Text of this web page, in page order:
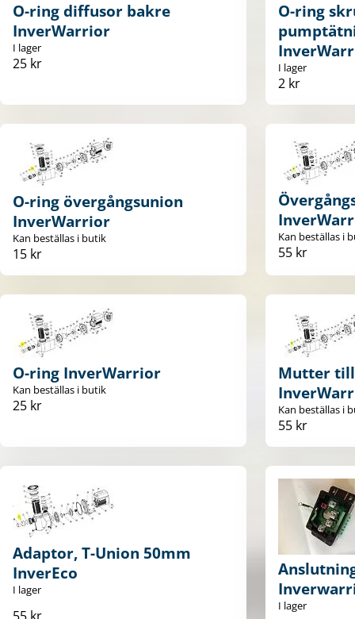
O-ring diffusor bakre
InverWarrior
I lager
25 kr
O-ring
I lager
2 kr
O-ring övergångsunion
InverWarrior
Kan beställas i butik
15 kr
Kan beställas i
55 kr
O-ring InverWarrior
Kan beställas i butik
25 kr
Mutter
Kan beställas i
55 kr
Adaptor, T-Union 50mm
InverEco
I lager
I lager